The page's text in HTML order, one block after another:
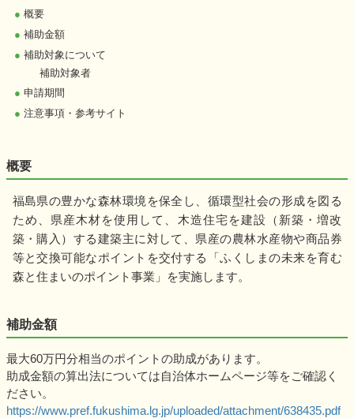
● 概要
● 補助金額
● 補助対象について
補助対象者
● 申請期間
● 注意事項・参考サイト
概要
福島県の豊かな森林環境を保全し、循環型社会の形成を図る
ため、県産木材を使用して、木造住宅を建設（新築・増改
築・購入）する建築主に対して、県産の農林水産物や商品券
等と交換可能なポイントを交付する「ふくしまの未来を育む
森と住まいのポイント事業」を実施します。
補助金額
最大60万円分相当のポイントの助成があります。
助成金額の算出法については自治体ホームページ等をご確認く
ださい。
https://www.pref.fukushima.lg.jp/uploaded/attachment/638435.pdf